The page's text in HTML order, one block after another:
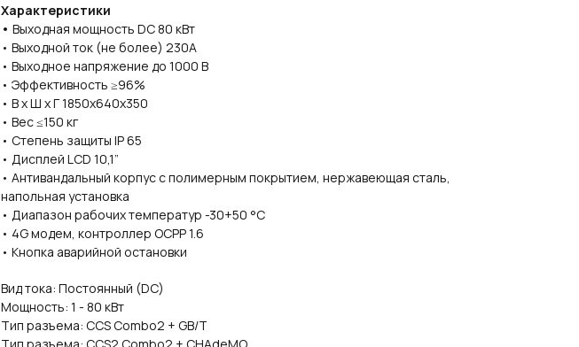
Характеристики
• Выходная мощность DC 80 кВт
• Выходной ток (не более) 230А
• Выходное напряжение до 1000 В
• Эффективность ≥96%
• В х Ш х Г 1850х640х350
• Вес ≤150 кг
• Степень защиты IP 65
• Дисплей LCD 10,1”
• Антивандальный корпус с полимерным покрытием, нержавеющая сталь,
напольная установка
• Диапазон рабочих температур -30+50 °C
• 4G модем, контроллер OCPP 1.6
• Кнопка аварийной остановки
Вид тока: Постоянный (DC)
Мощность: 1 - 80 кВт
Тип разъема: CCS Combo2 + GB/T